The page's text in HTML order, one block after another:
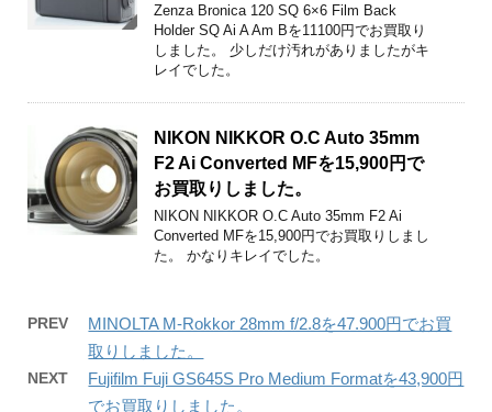
Zenza Bronica 120 SQ 6×6 Film Back
Holder SQ Ai A Am Bを11100円でお買取り
しました。 少しだけ汚れがありましたがキ
レイでした。
NIKON NIKKOR O.C Auto 35mm
F2 Ai Converted MFを15,900円で
お買取りしました。
NIKON NIKKOR O.C Auto 35mm F2 Ai
Converted MFを15,900円でお買取りしまし
た。 かなりキレイでした。
PREV
MINOLTA M-Rokkor 28mm f/2.8を47.900円でお買
取りしました。
NEXT
Fujifilm Fuji GS645S Pro Medium Formatを43,900円
でお買取りしました。